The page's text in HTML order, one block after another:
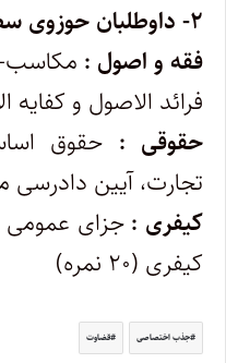
۲- داوطلبان حوزوی سطح ۳ و ۴ :
فقه و اصول : مکاسب-
فرائد الاصول و کفایه الاصول
حقوقی : حقوق
تجارت، آیین دادرسی مدنی
کیفری : جزای عمومی
کیفری (۲۰ نمره)
جذب اختصاصی قضاوت